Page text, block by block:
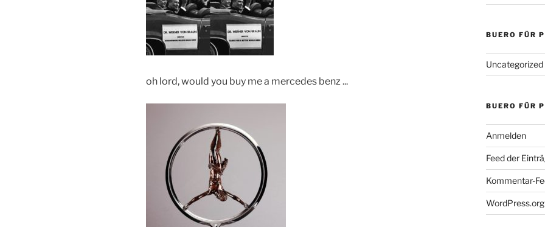
oh lord, would you buy me a mercedes benz ...
BUERO FÜR
Uncategorized
BUERO FÜR
Anmelden
Feed der
Kommentar-
WordPress.org